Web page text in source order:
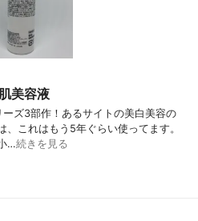
美容液
ズ3部作！あるサイトの美白美容の
これはもう5年ぐらい使ってます。
…続きを見る